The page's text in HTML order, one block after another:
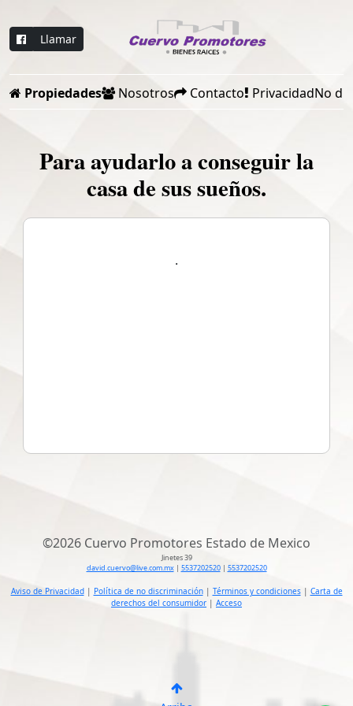
Llamar
Propiedades Nosotros Contacto PrivacidadNo
Para ayudarlo a conseguir la
casa de sus sueños.
.
©2026 Cuervo Promotores Estado de Mexico
Jinetes 39
david.cuervo@live.com.mx| 5537202520| 5537202520
Aviso de Privacidad| Política de no discriminación| Términos y condiciones| Carta de
derechos del consumidor | Acceso